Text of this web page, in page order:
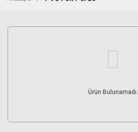
Ürün Bulunamadı.